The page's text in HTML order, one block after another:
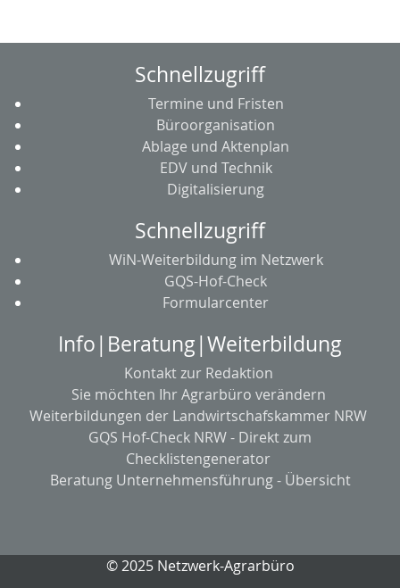
Schnellzugriff
Termine und Fristen
Büroorganisation
Ablage und Aktenplan
EDV und Technik
Digitalisierung
Schnellzugriff
WiN-Weiterbildung im Netzwerk
GQS-Hof-Check
Formularcenter
Info|Beratung|Weiterbildung
Kontakt zur Redaktion
Sie möchten Ihr Agrarbüro verändern
Weiterbildungen der Landwirtschafskammer NRW
GQS Hof-Check NRW - Direkt zum
Checklistengenerator
Beratung Unternehmensführung - Übersicht
© 2025 Netzwerk-Agrarbüro